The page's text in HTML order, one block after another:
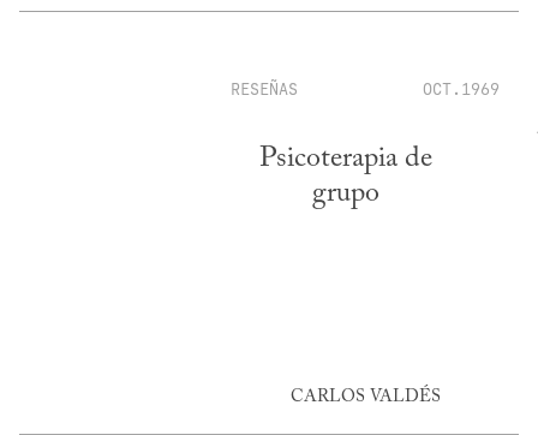
RESEÑAS OCT.1969
Psicoterapia de
grupo
CARLOS VALDÉS